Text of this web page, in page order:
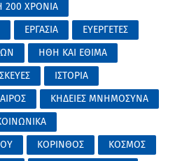
200 ΧΡΟΝΙΑ
ΕΡΓΑΣΙΑ
ΕΥΕΡΓΕΤΕΣ
ΗΘΗ ΚΑΙ ΕΘΙΜΑ
ΙΣΤΟΡΙΑ
ΚΗΔΕΙΕΣ ΜΝΗΜΟΣΥΝΑ
ΚΟΡΙΝΘΟΣ
ΚΟΣΜΟΣ